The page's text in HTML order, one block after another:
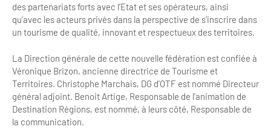
des partenariats forts avec l’Etat et ses opérateurs, ainsi
qu’avec les acteurs privés dans la perspective de s’inscrire dans
un tourisme de qualité, innovant et respectueux des territoires.
La Direction générale de cette nouvelle fédération est confiée à
Véronique Brizon, ancienne directrice de Tourisme et
Territoires. Christophe Marchais, DG d'OTF est nommé Directeur
général adjoint. Benoit Artige, Responsable de l'animation de
Destination Régions, est nommé, à leurs côté, Responsable de
la communication.